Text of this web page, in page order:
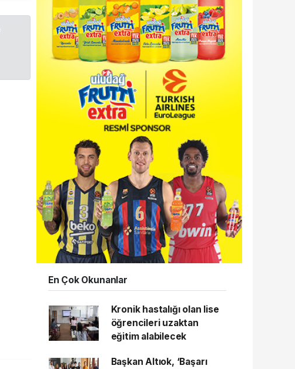
En Çok Okunanlar
Kronik hastalığı olan lise
öğrencileri uzaktan
eğitim alabilecek
Başkan Altıok, ‘Başarı